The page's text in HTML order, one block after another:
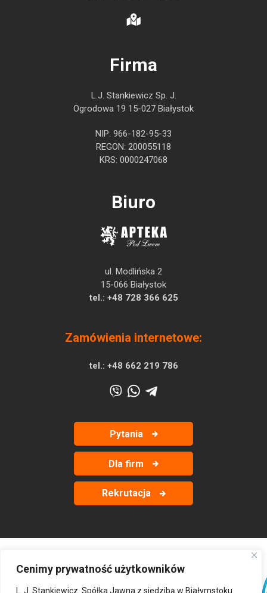
Cenimy prywatność użytkowników
L. J. Stankiewicz. Spółka Jawna z siedzibą w Białymstoku
Firma
L.J. Stankiewicz Sp. J.
Ogrodowa 19 15-027 Białystok
NIP: 966-182-95-33
REGON: 200055118
KRS: 0000247068
Biuro
ul. Modlińska 2
15-066 Białystok
tel.: +48 728 366 625
Zamówienia internetowe:
tel.: +48 662 219 786
Pytania
Dla firm
Rekrutacja